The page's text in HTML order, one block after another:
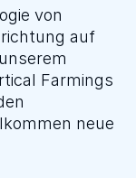
von
auf
Farmings
neue